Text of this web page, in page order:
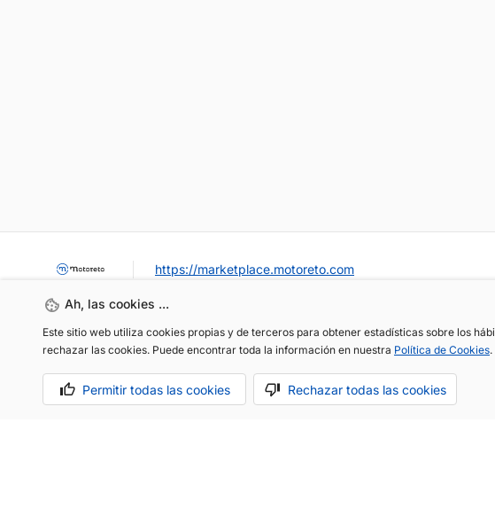
Ah, las cookies ...
Este sitio web utiliza cookies propias y de terceros para obtener estadísticas sobre los
rechazar las cookies. Puede encontrar toda la información en nuestra Política de Cookies.
Permitir todas las cookies Rechazar todas las cookies
https://marketplace.motoreto.com